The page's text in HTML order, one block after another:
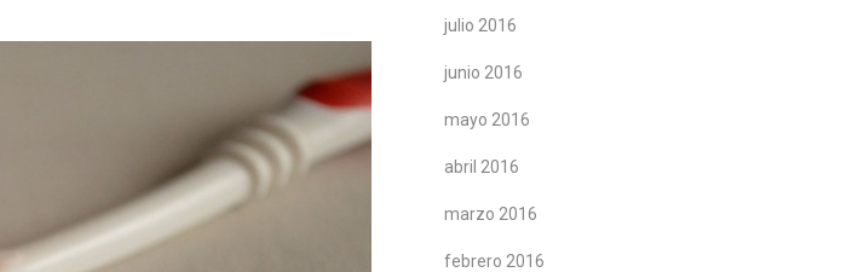
julio 2016
junio 2016
mayo 2016
abril 2016
marzo 2016
febrero 2016